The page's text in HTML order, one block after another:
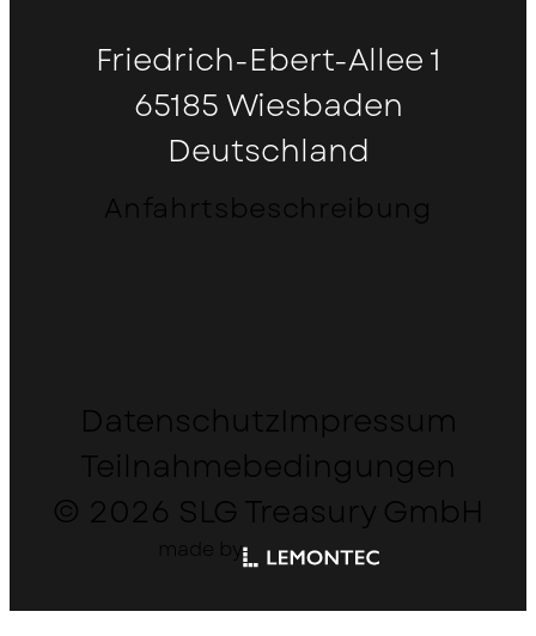
Friedrich-Ebert-Allee 1
65185 Wiesbaden
Deutschland
Anfahrtsbeschreibung
DatenschutzImpressum
Teilnahmebedingungen
© 2026 SLG Treasury GmbH
made by